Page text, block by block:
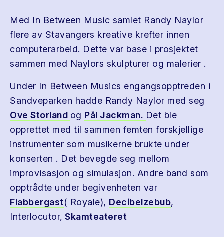
Med In Between Music samlet Randy Naylor
flere av Stavangers kreative krefter innen
computerarbeid. Dette var base i prosjektet
sammen med Naylors skulpturer og malerier .
Under In Between Musics engangsopptreden i
Sandveparken hadde Randy Naylor med seg
Ove Storland og Pål Jackman. Det ble
opprettet med til sammen femten forskjellige
instrumenter som musikerne brukte under
konserten . Det bevegde seg mellom
improvisasjon og simulasjon. Andre band som
opptrådte under begivenheten var
Flabbergast( Royale), Decibelzebub,
Interlocutor, Skamteateret